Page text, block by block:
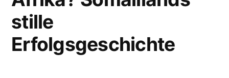
stille
Erfolgsgeschichte